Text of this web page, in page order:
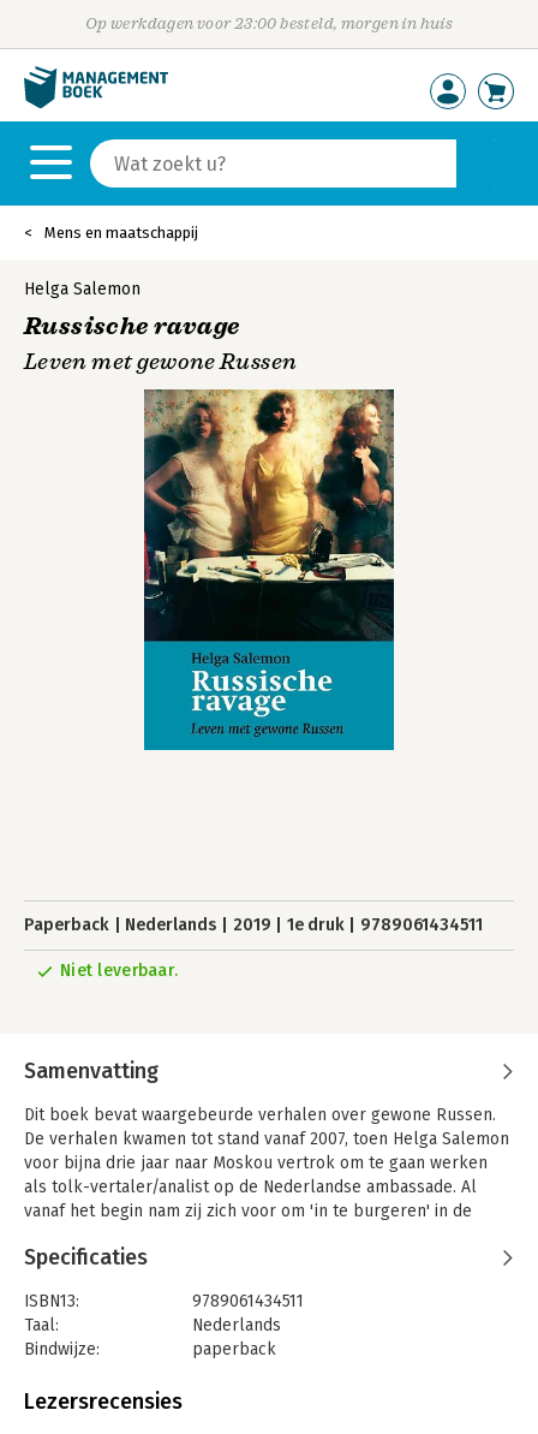
Op werkdagen voor 23:00 besteld, morgen in huis
Mens en maatschappij
Helga Salemon
Russische ravage
Leven met gewone Russen
Paperback Nederlands 2019 1e druk 9789061434511
Niet leverbaar.
Samenvatting
Dit boek bevat waargebeurde verhalen over gewone Russen.
De verhalen kwamen tot stand vanaf 2007, toen Helga Salemon
voor bijna drie jaar naar Moskou vertrok om te gaan werken
als tolk-vertaler/analist op de Nederlandse ambassade. Al
vanaf het begin nam zij zich voor om 'in te burgeren' in de
de energieke lesbische activiste Bootsman mondde dat streven
gaven van de tragikomische alledaagse werkelijkheid in post-
Sovjet Rusland.
Helga Salemon is journalist, analist, en tv- en
voormalige Sovjet-Unie. Daarbij probeert ze vooral de vaak
Specificaties
ISBN13:
9789061434511
Taal:
Nederlands
Bindwijze:
paperback
Uitgever:
Lezersrecensies